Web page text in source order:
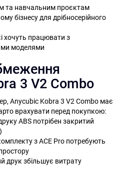
та навчальним проєктам
бізнесу для дрібносерійного
хочуть працювати з
моделями
3 V2 Combo
Anycubic Kobra 3 V2 Combo має
врахувати перед покупкою:
ABS потрібен закритий
з ACE Pro потребують
друк збільшує витрату